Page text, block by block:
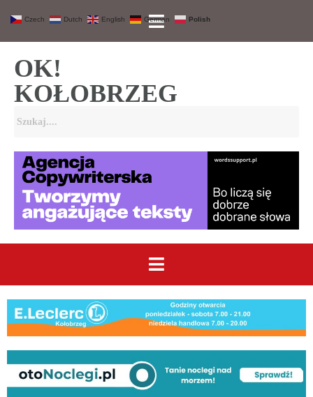
OK!
KOŁOBRZEG
Czech Dutch English German Polish